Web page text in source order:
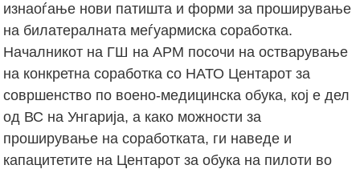
изнаоѓање нови патишта и форми за проширување
на билатералната меѓуармиска соработка.
Началникот на ГШ на АРМ посочи на остварување
на конкретна соработка со НАТО Центарот за
совршенство по воено-медицинска обука, кој е дел
од ВС на Унгарија, а како можности за
проширување на соработката, ги наведе и
капацитетите на Центарот за обука на пилоти во